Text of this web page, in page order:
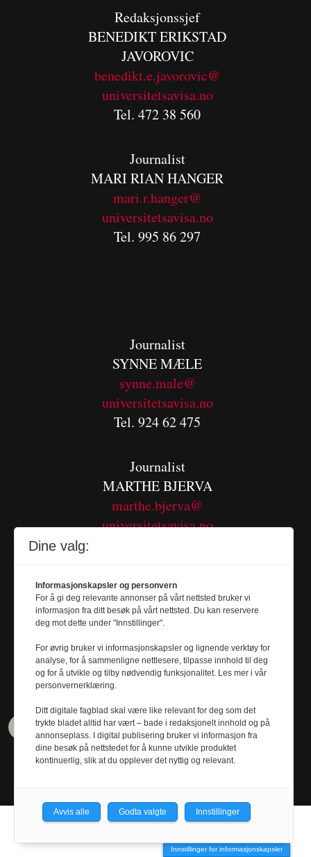
Redaksjonssjef
BENEDIKTERIKSTAD
JAVOROVIC
benedikt.e.javorovic@
universitetsavisa.no
Tel. 472 38 560
Journalist
MARI RIAN HANGER
mari.r.hanger@
universitetsavisa.no
Tel. 995 86 297
Journalist
SYNNE MÆLE
synne.male@
universitetsavisa.no
Tel. 924 62 475
Journalist
MARTHE BJERVA
marthe.bjerva@
universitetsavisa.no
Journalist
KRISTOFFER RAMSØY FREDRIKSEN
kristoffer.r.fredriksen@
universitetsavisa.no
Tel. 480 55 655
Innstillinger for informasjonskapsler
Dine valg:
Informasjonskapsler og personvern
For å gi deg relevante annonser på vårt nettsted bruker vi
informasjon fra ditt besøk på vårt nettsted. Du kan reservere
deg mot dette under "Innstillinger".
For øvrig bruker vi informasjonskapsler og lignende verktøy for
analyse, for å sammenligne nettlesere, tilpasse innhold til deg
og for å utvikle og tilby nødvendig funksjonalitet. Les mer i vår
personvernerklæring.
Ditt digitale fagblad skal være like relevant for deg som det
trykte bladet alltid har vært – bade i redaksjonelt innhold og på
annonseplass. I digital publisering bruker vi informasjon fra
dine besøk på nettstedet for å kunne utvikle produktet
kontinuerlig, slik at du opplever det nyttig og relevant.
Avvis alle Godta valgte Innstillinger